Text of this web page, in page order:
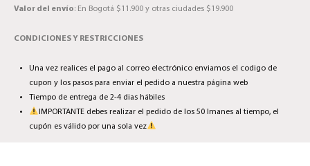
Valor del envío: En Bogotá $11.900 y otras ciudades $19.900
CONDICIONES Y RESTRICCIONES
Una vez realices el pago al correo electrónico enviamos el codigo de
cupon y los pasos para enviar el pedido a nuestra página web
Tiempo de entrega de 2-4 dias hábiles
IMPORTANTE debes realizar el pedido de los 50 Imanes al tiempo, el
cupón es válido por una sola vez